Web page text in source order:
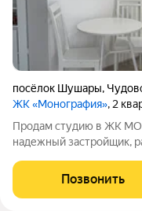
посёлок Шушары,
ЖК «Монография», 2
Продам студию в ЖК
надежный застройщик,
магазины и аптеки.
скоростного
Позвонить